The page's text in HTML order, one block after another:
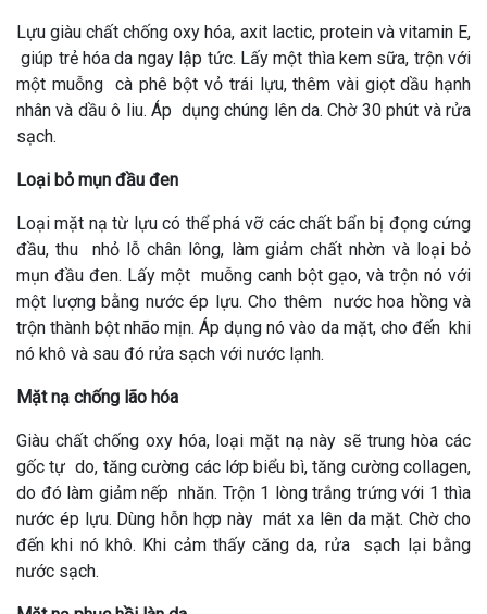
Lựu giàu chất chống oxy hóa, axit lactic, protein và vitamin E,
giúp trẻ hóa da ngay lập tức. Lấy một thìa kem sữa, trộn với
một muỗng cà phê bột vỏ trái lựu, thêm vài giọt dầu hạnh
nhân và dầu ô liu. Áp dụng chúng lên da. Chờ 30 phút và rửa
sạch.
Loại bỏ mụn đầu đen
Loại mặt nạ từ lựu có thể phá vỡ các chất bẩn bị đọng cứng
đầu, thu nhỏ lỗ chân lông, làm giảm chất nhờn và loại bỏ
mụn đầu đen. Lấy một muỗng canh bột gạo, và trộn nó với
một lượng bằng nước ép lựu. Cho thêm nước hoa hồng và
trộn thành bột nhão mịn. Áp dụng nó vào da mặt, cho đến khi
nó khô và sau đó rửa sạch với nước lạnh.
Mặt nạ chống lão hóa
Giàu chất chống oxy hóa, loại mặt nạ này sẽ trung hòa các
gốc tự do, tăng cường các lớp biểu bì, tăng cường collagen,
do đó làm giảm nếp nhăn. Trộn 1 lòng trắng trứng với 1 thìa
nước ép lựu. Dùng hỗn hợp này mát xa lên da mặt. Chờ cho
đến khi nó khô. Khi cảm thấy căng da, rửa sạch lại bằng
nước sạch.